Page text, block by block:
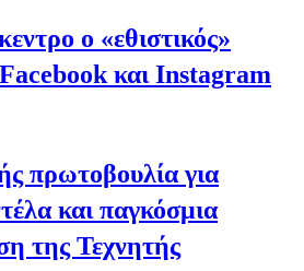
ο «εθιστικός»
και Instagram
πρωτοβουλία για
και παγκόσμια
της Τεχνητής